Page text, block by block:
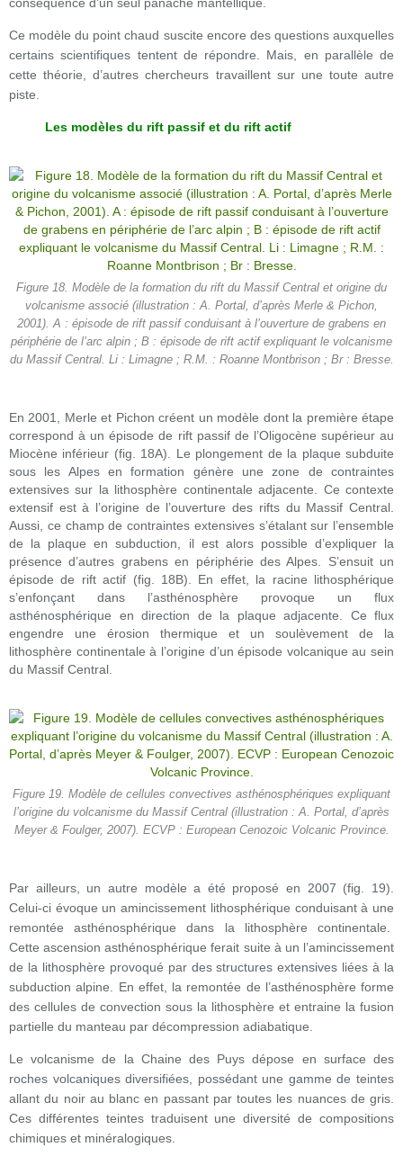
Ce modèle du point chaud suscite encore des questions auxquelles
certains scientifiques tentent de répondre. Mais, en parallèle de
cette théorie, d’autres chercheurs travaillent sur une toute autre
piste.
Les modèles du rift passif et du rift actif
Figure 18. Modèle de la formation du rift du Massif Central et origine du
volcanisme associé (illustration : A. Portal, d’après Merle & Pichon,
2001). A : épisode de rift passif conduisant à l’ouverture de grabens en
périphérie de l’arc alpin ; B : épisode de rift actif expliquant le volcanisme
du Massif Central. Li : Limagne ; R.M. : Roanne Montbrison ; Br : Bresse.
En 2001, Merle et Pichon créent un modèle dont la première étape
correspond à un épisode de rift passif de l’Oligocène supérieur au
Miocène inférieur (fig. 18A). Le plongement de la plaque subduite
sous les Alpes en formation génère une zone de contraintes
extensives sur la lithosphère continentale adjacente. Ce contexte
extensif est à l’origine de l’ouverture des rifts du Massif Central.
Aussi, ce champ de contraintes extensives s’étalant sur l’ensemble
de la plaque en subduction, il est alors possible d’expliquer la
présence d’autres grabens en périphérie des Alpes. S’ensuit un
épisode de rift actif (fig. 18B). En effet, la racine lithosphérique
s’enfonçant dans l’asthénosphère provoque un flux
asthénosphérique en direction de la plaque adjacente. Ce flux
engendre une érosion thermique et un soulèvement de la
lithosphère continentale à l’origine d’un épisode volcanique au sein
du Massif Central.
Figure 19. Modèle de cellules convectives asthénosphériques expliquant
l’origine du volcanisme du Massif Central (illustration : A. Portal, d’après
Meyer & Foulger, 2007). ECVP : European Cenozoic Volcanic Province.
Par ailleurs, un autre modèle a été proposé en 2007 (fig. 19).
Celui-ci évoque un amincissement lithosphérique conduisant à une
remontée asthénosphérique dans la lithosphère continentale.
Cette ascension asthénosphérique ferait suite à un l’amincissement
de la lithosphère provoqué par des structures extensives liées à la
subduction alpine. En effet, la remontée de l’asthénosphère forme
des cellules de convection sous la lithosphère et entraine la fusion
partielle du manteau par décompression adiabatique.
Le volcanisme de la Chaine des Puys dépose en surface des
roches volcaniques diversifiées, possédant une gamme de teintes
allant du noir au blanc en passant par toutes les nuances de gris.
Ces différentes teintes traduisent une diversité de compositions
chimiques et minéralogiques.